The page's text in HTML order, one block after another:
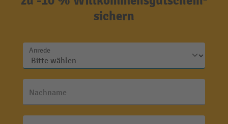
sichern
Anrede
Nachname